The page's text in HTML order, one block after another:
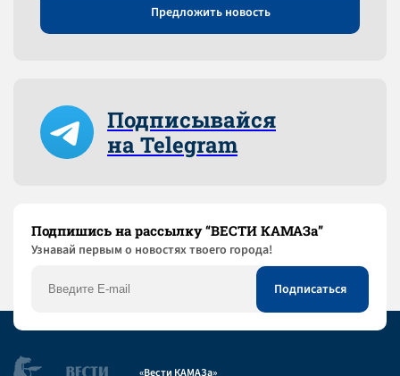
Предложить новость
Подписывайся
на Telegram
Подпишись на рассылку “ВЕСТИ КАМАЗа”
Узнaвай первым о новостях твоего города!